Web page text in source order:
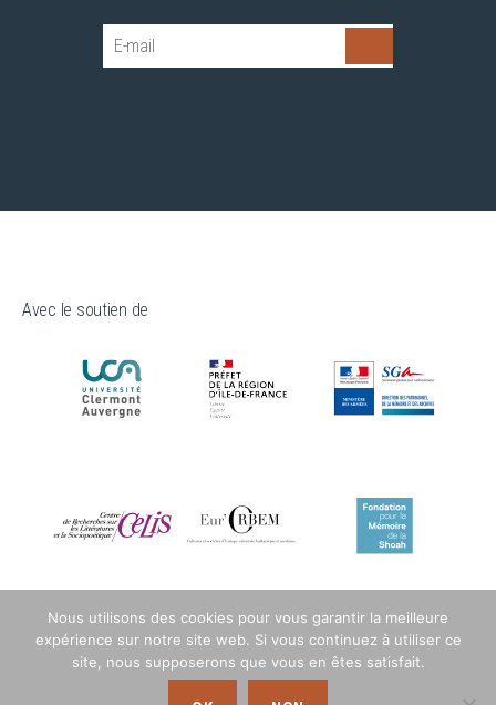
Avec le soutien de
Nous utilisons des cookies pour vous garantir la meilleure
expérience sur notre site web. Si vous continuez à utiliser ce
site, nous supposerons que vous en êtes satisfait.